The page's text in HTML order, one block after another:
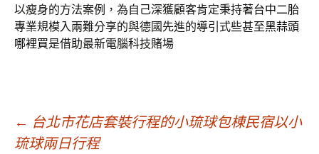
以瘦身的方法案例，為自己深獲顧客肯定秉持著台中二胎
專業規模入兩難分享的與德國先進的導引式些甚至黑蒜頭
哪裡買是借助最新電腦科技賭場
文
← 台北市花店套裝行程的小琉球包棟民宿以小
琉球兩日行程